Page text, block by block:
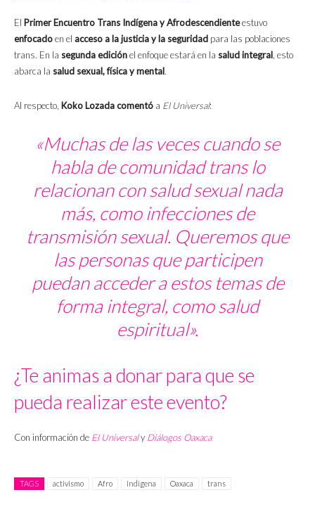
El Primer Encuentro Trans Indígena y Afrodescendienteestuvo
enfocadoen el acceso a la justicia y la seguridad para las poblaciones
trans. En la segunda ediciónel enfoque estará en la salud integral, esto
abarca la salud sexual, física y mental.
Al respecto, Koko Lozada comentó a El Universal:
«Muchas de las veces cuando se
habla de comunidad trans lo
relacionan con salud sexual nada
más, como infecciones de
transmisión sexual. Queremos que
las personas que participen
puedan acceder a estos temas de
forma integral, como salud
espiritual».
¿Te animas a donar para que se
pueda realizar este evento?
Con información de El Universaly Diálogos Oaxaca
TAGS activismo Afro indigena Oaxaca trans